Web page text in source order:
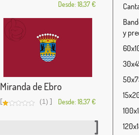
Desde: 18,37 €
Miranda de Ebro
[ (1) ] Desde: 18,37 €
y